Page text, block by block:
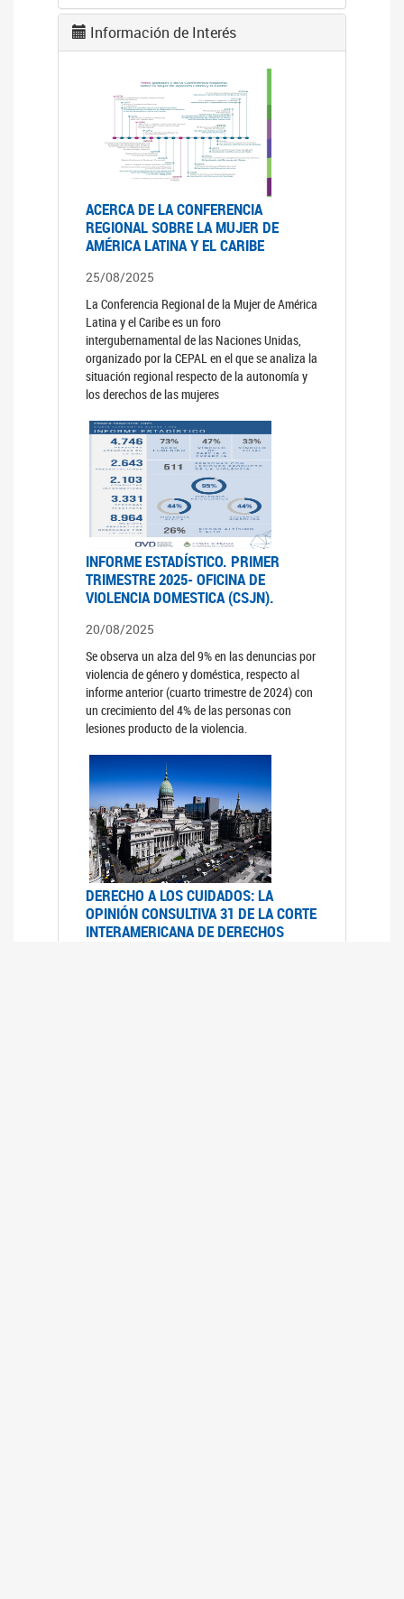
Información de Interés
ACERCA DE LA CONFERENCIA
REGIONAL SOBRE LA MUJER DE
AMÉRICA LATINA Y EL CARIBE
25/08/2025
La Conferencia Regional de la Mujer de América
Latina y el Caribe es un foro
intergubernamental de las Naciones Unidas,
organizado por la CEPAL en el que se analiza la
situación regional respecto de la autonomía y
los derechos de las mujeres
INFORME ESTADÍSTICO. PRIMER
TRIMESTRE 2025- OFICINA DE
VIOLENCIA DOMESTICA (CSJN).
20/08/2025
Se observa un alza del 9% en las denuncias por
violencia de género y doméstica, respecto al
informe anterior (cuarto trimestre de 2024) con
un crecimiento del 4% de las personas con
lesiones producto de la violencia.
DERECHO A LOS CUIDADOS: LA
OPINIÓN CONSULTIVA 31 DE LA CORTE
INTERAMERICANA DE DERECHOS